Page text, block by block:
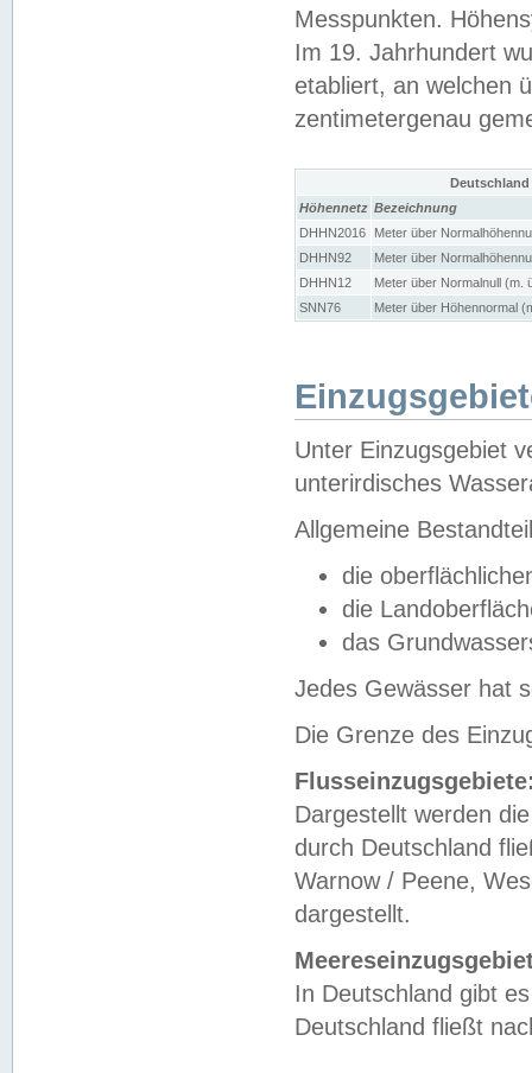
Messpunkten.
Im 19. Jahrhundert
etabliert, an welchen
zentimetergenau
Höhennetz Bezeichnung
DHHN2016
Meter über
DHHN92
Meter über
DHHN12
Meter über Normalnull (m.
SNN76
Meter über Höhennormal
Unter Einzugsgebiet
unterirdisches
Allgemeine
die
die
das
Jedes Gewässer hat
Die Grenze des
Dargestellt werden
durch Deutschland
Warnow / Peene,
dargestellt.
In Deutschland gibt
Deutschland fließt